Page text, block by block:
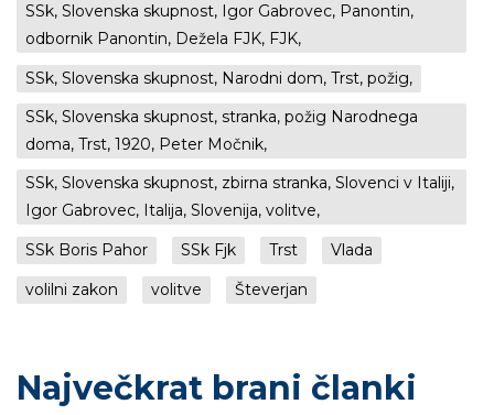
SSk, Slovenska skupnost, Igor Gabrovec, Panontin,
odbornik Panontin, Dežela FJK, FJK,
SSk, Slovenska skupnost, Narodni dom, Trst, požig,
SSk, Slovenska skupnost, stranka, požig Narodnega
doma, Trst, 1920, Peter Močnik,
SSk, Slovenska skupnost, zbirna stranka, Slovenci v Italiji,
Igor Gabrovec, Italija, Slovenija, volitve,
SSk Boris Pahor
SSk Fjk Trst
Vlada
volilni zakon
volitve Števerjan
Največkrat brani članki